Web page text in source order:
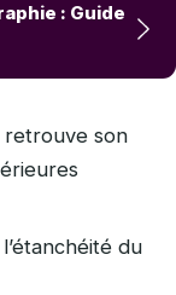
: Guide
retrouve son
du